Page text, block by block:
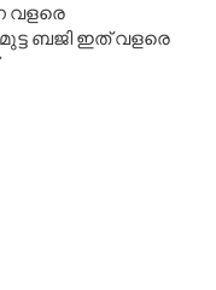
വളരെ
ബജി ഇത് വളരെ